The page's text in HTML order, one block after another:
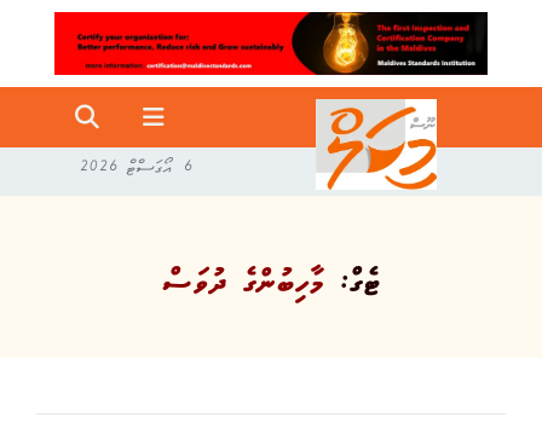
6 އޯގަސްޓް 2026
ޓެގް:މާހިބުންގެ ދުވަސް